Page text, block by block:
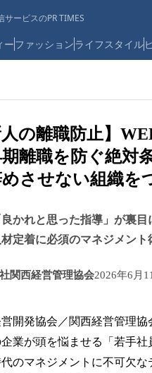
ービスのPR TIMES
ーファッションライフスタイル
人の離職防止】
離職を防ぐ絶対
させない組織を
かれと思った指導」が裏
定着に必須のマネジメント
関西経営管理協会2026年6月
開発協会／関西経営管理協
業が頭を悩ませる「若手社
のマネジメントに不可欠